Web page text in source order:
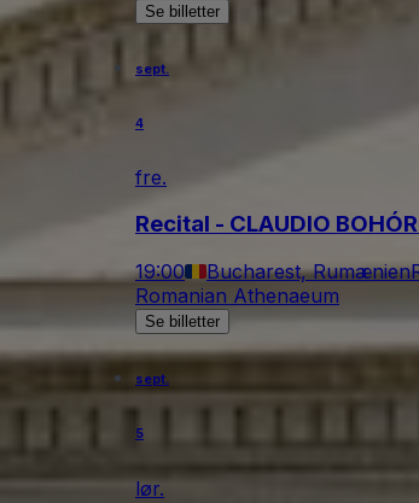
Se billetter
sept.
4
fre.
Recital - CLAUDIO
19:00 Bucharest, Rumænien
Romanian Athenaeum
Se billetter
sept.
5
lør.